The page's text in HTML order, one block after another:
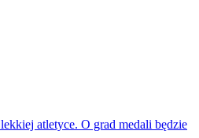
atletyce. O grad medali będzie